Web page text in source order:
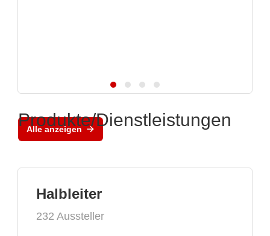
Alle anzeigen
Produkte/Dienstleistungen
Halbleiter
232 Aussteller